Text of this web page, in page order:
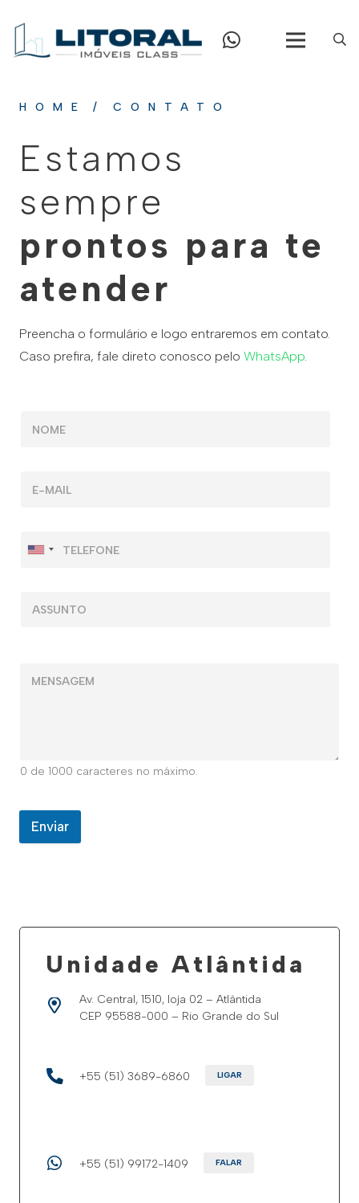
HOME / CONTATO
Estamos
sempre
prontos para te
atender
Preencha o formulário e logo entraremos em contato.
Caso prefira, fale direto conosco pelo WhatsApp.
0 de 1000 caracteres no máximo.
Enviar
Unidade Atlântida
Av. Central, 1510, loja 02 – Atlântida
CEP 95588-000 – Rio Grande do Sul
+55 (51) 3689-6860 LIGAR
+55 (51) 99172-1409 FALAR